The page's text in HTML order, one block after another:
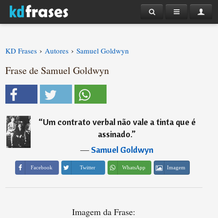
KD Frases › Autores › Samuel Goldwyn
Frase de Samuel Goldwyn
“Um contrato verbal não vale a tinta que é
assinado.”
―Samuel Goldwyn
Facebook Twitter WhatsApp Imagem
Imagem da Frase: